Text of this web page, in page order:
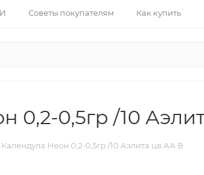
Советы покупателям Как купить
0,2-0,5гр /10
Календула Неон 0,2-0,5гр /10 Аэлита цв.АА В